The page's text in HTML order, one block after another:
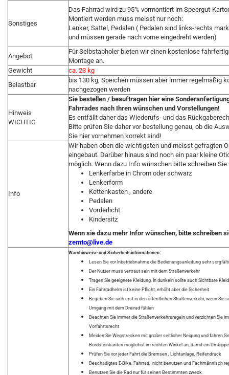
Sonstiges
Das Fahrrad wird zu 95% vormontiert im Speergut-
Montiert werden muss meisst nur noch:
Lenker, Sattel, Pedalen ( Pedalen sind links-rechts
und müssen gerade nach vorne eingedreht werden)
Angebot
Für Selbstabholer bieten wir einen kostenlose
Montage an.
Gewicht
ca. 23 kg
Belastbar
bis 130 kg, Speichen müssen aber immer regelmäßig
nachgezogen werden
Hinweis
WICHTIG
Sie bestellen / beauftragen hier eine
Fahrrades nach Ihren wünschen und Vorstellungen!
Es entfällt daher das Wiederufs- und das
Bitte prüfen Sie daher vor bestellung genau, ob die
Sie hier vornehmen korrekt sind!
Info
Wir haben oben die wichtigsten und meisst gefragten
eingebaut. Darüber hinaus sind noch ein paar kleine
möglich. Wenn dazu Info wünschen bitte schreiben Sie
Lenkerfarbe in Chrom oder schwarz
Lenkerform
Kettenkasten , andere
Pedalen
Vorderlicht
Kindersitz
Wenn sie dazu mehr Infor wünschen, bitte schreiben
zemto@live.de
Warnhinweise und Sicherheitsinformationen:
Lesen Sie vor Inbetriebnahme die Bedienungsanleitung sehr
Der Nutzer muss vertraut sein mit dem Straßenverkehr
Tragen Sie geeignete Kleidung, In dunkeln sollte auch Sichtbare
Ein Fahrradhelm ist keine Pflicht, erhöht aber die Sicherheit
Begeben Sie sich erst in den öffentlichen Straßenverkehr, wenn Sie
Umgang mit dem Dreirad fühlen
Beachten Sie immer die Straßenverkehrsregeln und verzichten Sie
Vorfahrtsrecht
Meiden Sie Wegstrecken mit großer seitlicher Neigung und fahren
Bordsteinkanten möglichst im rechten Winkel an, damit ein
Prüfen Sie vor jeder Fahrt die Bremsen , Lichtanlage, Reifendruck
Beschädigtes E-Bike, Fahrrad, nicht benutzen und Fachmännisch
Benutzen Sie die Rad nur für seinen Bestimmten zweck